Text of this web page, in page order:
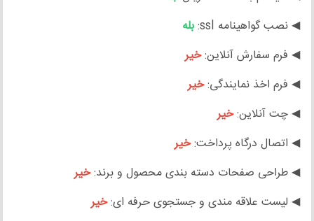
◀ نصب گواهینامه ssl:
بله
◀ فرم سفارش آنلاین:خیر
◀ فرم اخذ نمایندگی:خیر
◀ چت آنلاین:خیر
◀ اتصال درگاه پرداخت:خیر
◀ طراحی صفحات دسته بندی محصول و برند:خیر
◀ لیست علاقه مندی و جستجوی حرفه ای:خیر